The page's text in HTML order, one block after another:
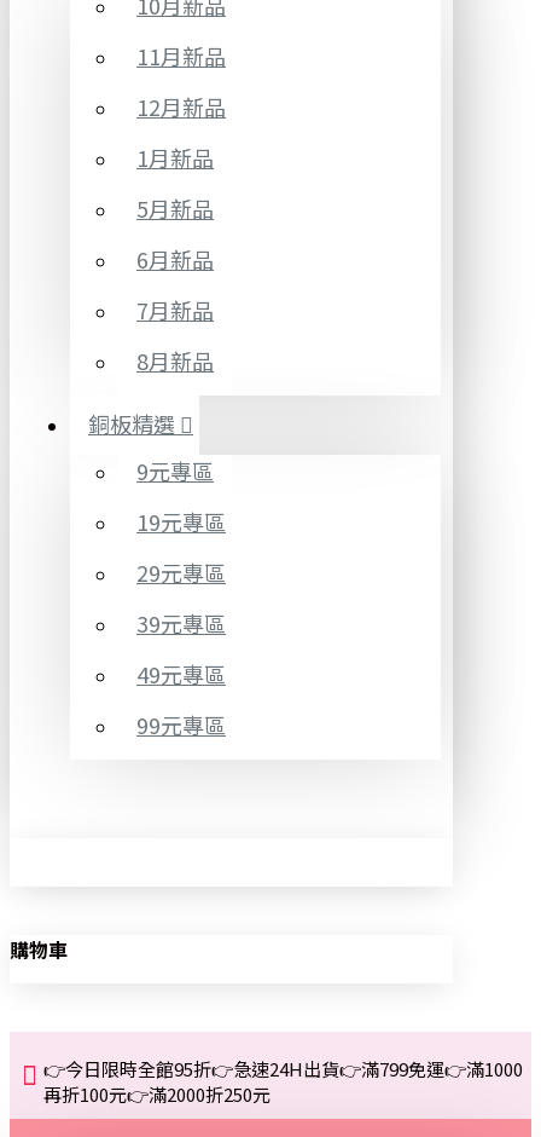
11月新品
12月新品
1月新品
5月新品
6月新品
7月新品
8月新品
銅板精選
9元專區
19元專區
29元專區
39元專區
49元專區
99元專區
購物車
👉今日限時全館95折👉急速24H出貨👉滿799免運👉滿1000
再折100元👉滿2000折250元